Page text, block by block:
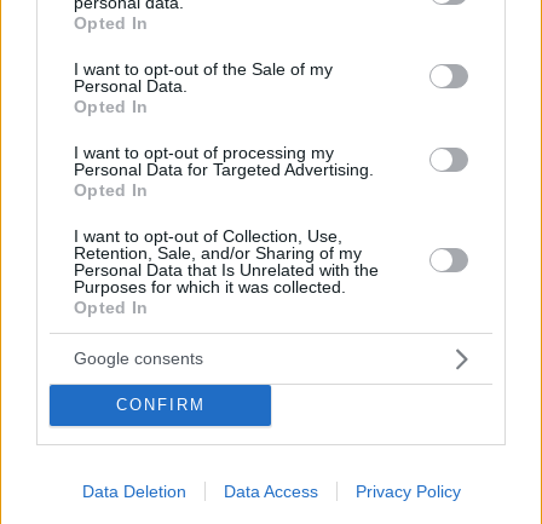
grant or deny consent to Google and its third-party tags to
use your data for below specified purposes in below Google
consent section.
Opted In
I want to opt-out of the Sale of my
Personal Data.
Opted In
I want to opt-out of processing my
Personal Data for Targeted Advertising.
Opted In
I want to opt-out of Collection, Use,
Retention, Sale, and/or Sharing of my
Personal Data that Is Unrelated with the
Purposes for which it was collected.
Opted In
Google consents
CONFIRM
Data Deletion Data Access Privacy Policy
ΔΕΘ τετραετίας με μέτρα για όλους: Τι θα πει ο
Μητσοτάκης στη Θεσσαλονίκη για μισθούς,
συντάξεις, επιχειρήσεις, αγρότες και στεγαστικό
10.08.2026, 08:51